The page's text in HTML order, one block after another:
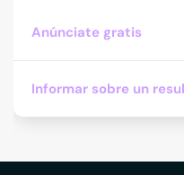
Anúnciate gratis
Informar sobre un